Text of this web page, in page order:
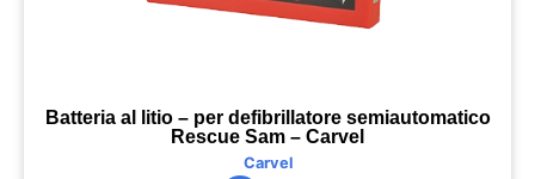
Batteria al litio – per defibrillatore semiautomatico
Rescue Sam – Carvel
Carvel